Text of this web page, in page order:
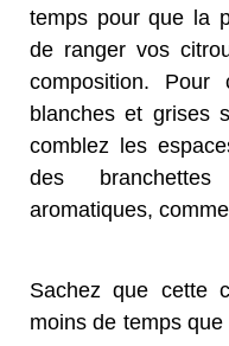
temps pour que la
de ranger vos
composition. Pour
blanches et grises
comblez les
des
aromatiques,
Sachez que cette
moins de temps que